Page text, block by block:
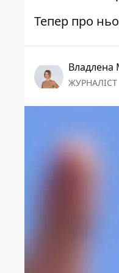
Тепер про
Владлена
ЖУРНАЛІСТ